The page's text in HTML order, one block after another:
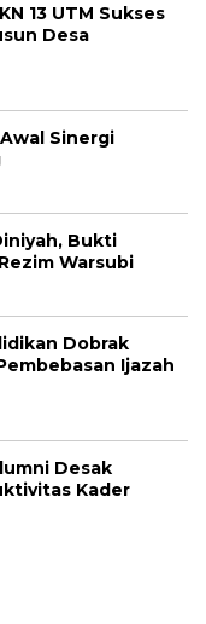
13 UTM Sukses
Desa
Sinergi
Bukti
Warsubi
Dobrak
Ijazah
Desak
Kader